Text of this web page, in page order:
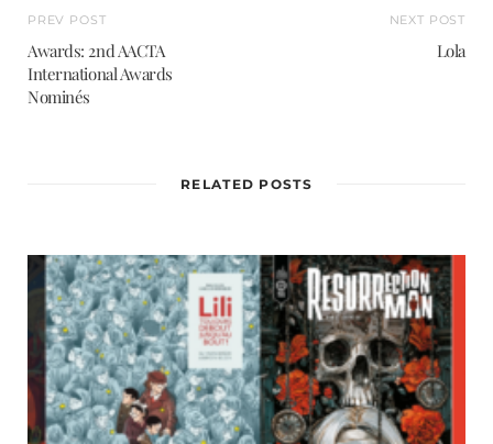
PREV POST
Awards: 2nd AACTA
International Awards
Nominés
NEXT POST
Lola
RELATED POSTS